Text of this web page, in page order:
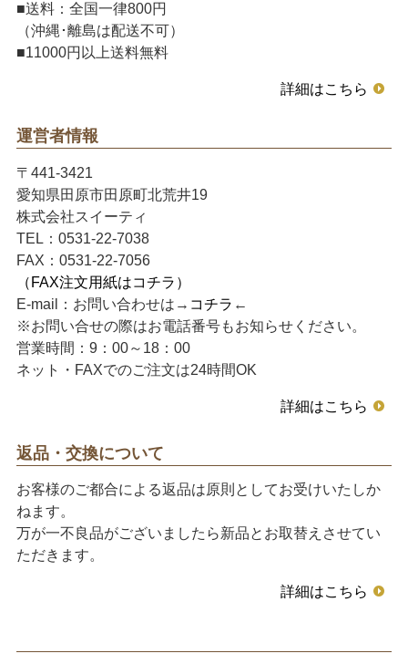
■送料：全国一律800円
（沖縄･離島は配送不可）
■11000円以上送料無料
詳細はこちら
運営者情報
〒441-3421
愛知県田原市田原町北荒井19
株式会社スイーティ
TEL：0531-22-7038
FAX：0531-22-7056
（FAX注文用紙はコチラ）
E-mail：お問い合わせは→ コチラ ←
※お問い合せの際はお電話番号もお知らせください。
営業時間：9：00～18：00
ネット・FAXでのご注文は24時間OK
詳細はこちら
返品・交換について
お客様のご都合による返品は原則としてお受けいたしか
ねます。
万が一不良品がございましたら新品とお取替えさせてい
ただきます。
詳細はこちら